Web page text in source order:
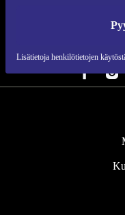
Lisätietoja henkilötietojen